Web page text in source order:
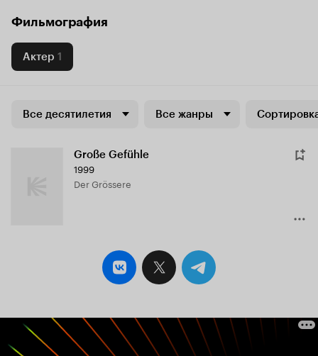
Фильмография
Актер 1
Все десятилетия Все жанры
Große Gefühle
1999
Der Grössere